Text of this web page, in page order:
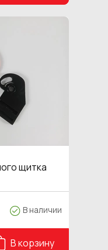
щитка
В наличии
В корзину